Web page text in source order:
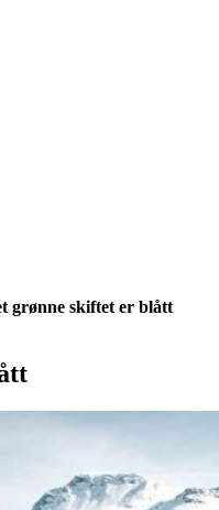
grønne skiftet er blått